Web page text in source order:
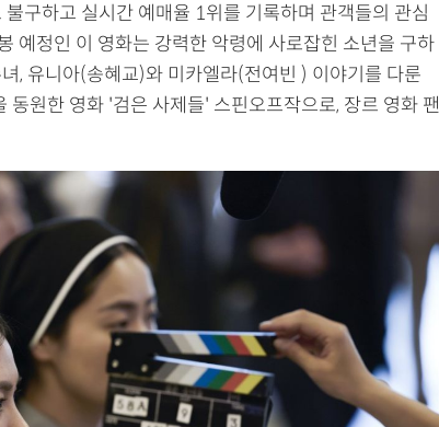
구하고 실시간 예매율 1위를 기록하며 관객들의 관심
예정인 이 영화는 강력한 악령에 사로잡힌 소년을 구하
, 유니아(송혜교)와 미카엘라(전여빈 ) 이야기를 다룬
원한 영화 '검은 사제들' 스핀오프작으로, 장르 영화 팬